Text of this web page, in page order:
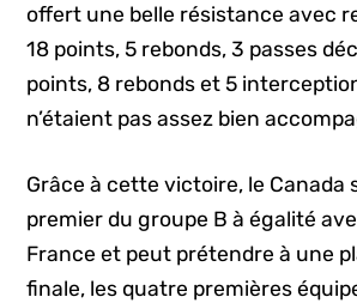
offert une belle résistance avec
18 points, 5 rebonds, 3 passes
points, 8 rebonds et 5
n’étaient pas assez bien
Grâce à cette victoire, le Canada
premier du groupe B à égalité
France et peut prétendre à une
finale, les quatre premières